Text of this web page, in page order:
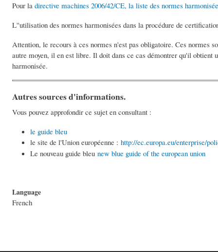
Pour la directive machines 2006/42/CE, la liste des normes
L''utilisation des normes harmonisées dans la procédure de
Attention, le recours à ces normes n'est pas obligatoire. Ces normes
autre moyen, il en est libre. Il doit dans ce cas démontrer qu'il obtient
harmonisée.
Autres sources d'informations.
Vous pouvez approfondir ce sujet en consultant :
le guide bleu
le site de l'Union européenne :http://ec.europa.eu/enterprise/
Le nouveau guide bleunew blue guide of the european union
Language
French